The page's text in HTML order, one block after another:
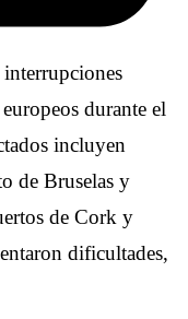
durante el
incluyen
de Bruselas y
de Cork y
dificultades,